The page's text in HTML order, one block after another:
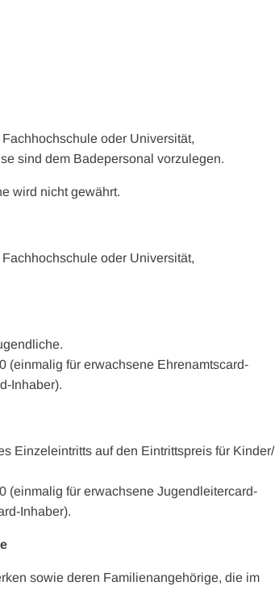
oder Universität,
sind dem Badepersonal vorzulegen.
wird nicht gewährt.
oder Universität,
(einmalig für erwachsene Ehrenamtscard-
Inhaber).
Einzeleintritts auf den Eintrittspreis für Kinder/
(einmalig für erwachsene Jugendleitercard-
Inhaber).
sowie deren Familienangehörige, die im